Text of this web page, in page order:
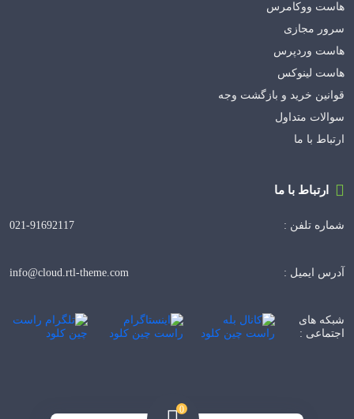
0
هاست ووکامرس
سرور مجازی
هاست وردپرس
هاست لینوکس
قوانین خرید و بازگشت وجه
سوالات متداول
ارتباط با ما
ارتباط با ما
شماره تلفن : 021-91692117
آدرس ایمیل : info@cloud.rtl-theme.com
شبکه های
اجتماعی :